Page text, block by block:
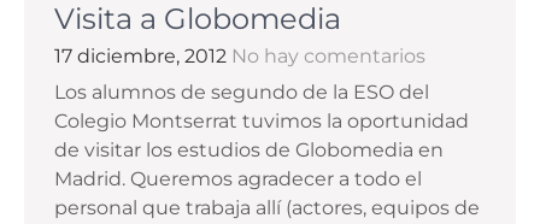
Visita a Globomedia
17 diciembre, 2012 No hay comentarios
Los alumnos de segundo de la ESO del
Colegio Montserrat tuvimos la oportunidad
de visitar los estudios de Globomedia en
Madrid. Queremos agradecer a todo el
personal que trabaja allí (actores, equipos de